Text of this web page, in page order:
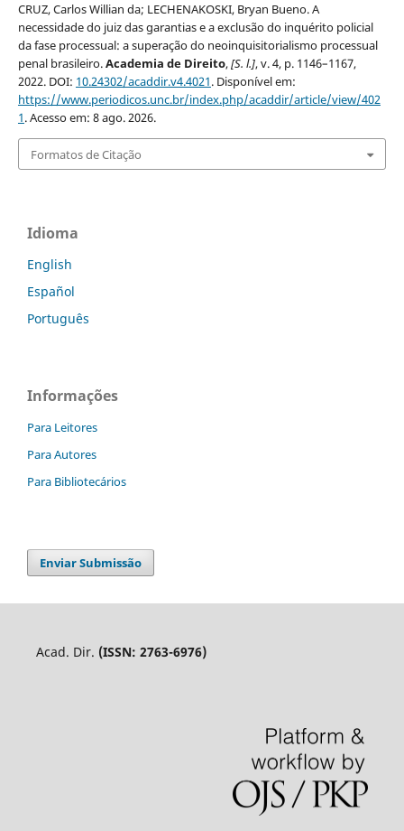
CRUZ, Carlos Willian da; LECHENAKOSKI, Bryan Bueno. A
necessidade do juiz das garantias e a exclusão do inquérito policial
da fase processual: a superação do neoinquisitorialismo processual
penal brasileiro.Academia de Direito,[S. l.], v. 4, p. 1146–1167,
2022. DOI: 10.24302/acaddir.v4.4021. Disponível em:
https://www.periodicos.unc.br/index.php/acaddir/article/view/402
1. Acesso em: 8 ago. 2026.
Formatos de Citação
Idioma
English
Español
Português
Informações
Para Leitores
Para Autores
Para Bibliotecários
Enviar Submissão
Acad. Dir. (ISSN: 2763-6976)